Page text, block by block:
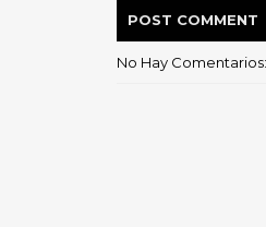
POST COMMENT
No Hay Comentarios: